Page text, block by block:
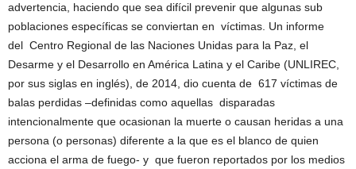
advertencia, haciendo que sea difícil prevenir que algunas sub
poblaciones específicas se conviertan en víctimas. Un informe
del Centro Regional de las Naciones Unidas para la Paz, el
Desarme y el Desarrollo en América Latina y el Caribe (UNLIREC,
por sus siglas en inglés), de 2014, dio cuenta de 617 víctimas de
balas perdidas –definidas como aquellas disparadas
intencionalmente que ocasionan la muerte o causan heridas a una
persona (o personas) diferente a la que es el blanco de quien
acciona el arma de fuego- y que fueron reportados por los medios